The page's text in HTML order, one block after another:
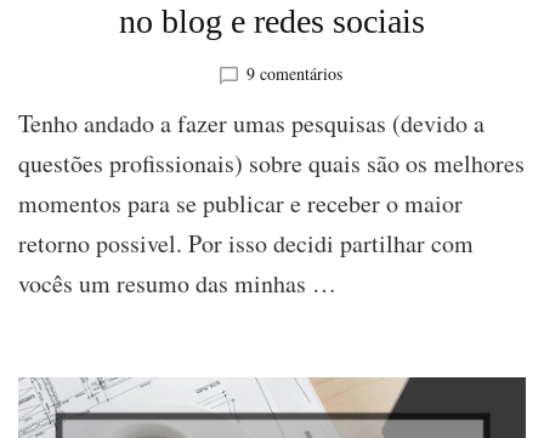
no blog e redes sociais
9 comentáriosem
melhores
para
publicar
blog
Tenho andado a fazer umas pesquisas (devido a
questões profissionais) sobre quais são os melhores
momentos para se publicar e receber o maior
retorno possivel. Por isso decidi partilhar com
vocês um resumo das minhas …